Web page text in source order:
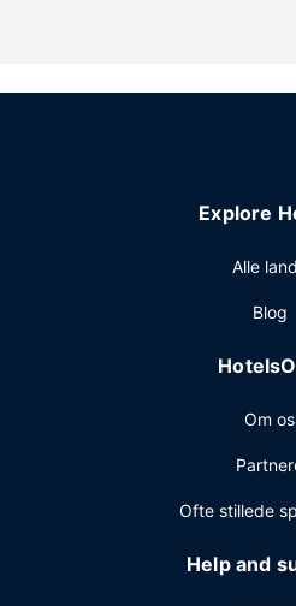
serveres på hverdage fra kl.
Gæsterne har blandt andet
Planlægger du et arrangement i
bestående af konferencelokaler
Explore
Alle
Blog
Om os
Ofte stillede
Help and